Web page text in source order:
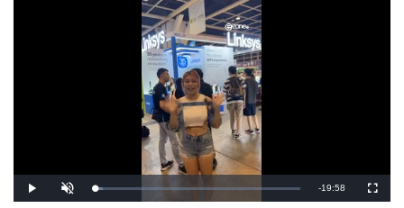
播
放
開
啟
載
入
剩
-19:58
全
螢